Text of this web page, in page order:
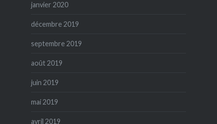
janvier 2020
décembre 2019
septembre 2019
août 2019
juin 2019
mai 2019
avril 2019